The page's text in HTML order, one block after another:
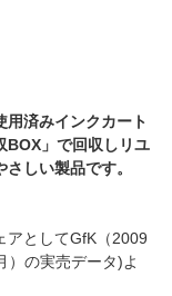
用済みインクカート
BOX」で回収しリユ
しい製品です。
アとしてGfK（2009
）の実売データ)よ